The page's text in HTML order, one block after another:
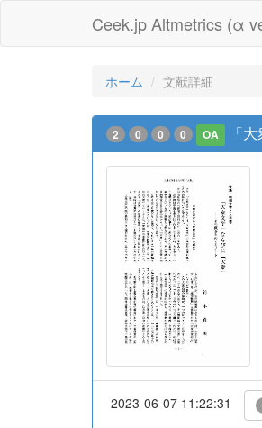
Ceek.jp Altmetrics (α
ホーム 文献詳細
2 0 0 0 OA 「
2023-06-07 11:22:31